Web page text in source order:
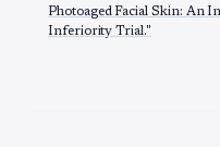
Photoaged Facial Skin: An
Inferiority Trial."